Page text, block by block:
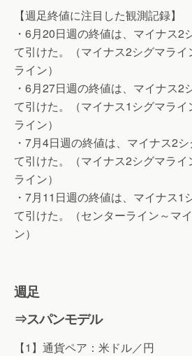
【週足終値に注目した観測記録】
・6月20日週の終値は、マイナス2
て引けた。（マイナス2シグマラ
ライン）
・6月27日週の終値は、マイナス2
て引けた。（マイナス1シグマラ
ライン）
・7月4日週の終値は、マイナス2
て引けた。（マイナス2シグマラ
ライン）
・7月11日週の終値は、マイナス1
て引けた。（センターライン～マ
ン）
週足
⇒スパンモデル
【1】通貨ペア：米ドル／円